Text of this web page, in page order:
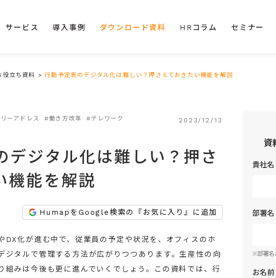
サービス 導入事例 ダウンロード資料 HRコラム セミナー
役立ち資料 >行動予定表のデジタル化は難しい？押さえておきたい機能を解説
ーアドレス #働き方改革 #テレワーク 2023/12/13
デジタル化は難しい？押さ
機能を解説
HumapをGoogle検索の『お気に入り』に追加
DX化が進む中で、従業員の予定や状況を、オフィスのホ
ジタルで管理する方法が広がりつつあります。生産性の向
組みは今後も更に進んでいくでしょう。この資料では、行
資
貴社名
部署名
※部署名
お名前